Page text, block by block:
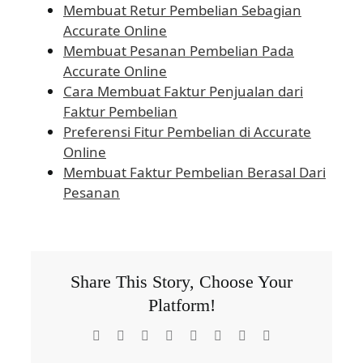
Membuat Retur Pembelian Sebagian
Accurate Online
Membuat Pesanan Pembelian Pada
Accurate Online
Cara Membuat Faktur Penjualan dari
Faktur Pembelian
Preferensi Fitur Pembelian di Accurate
Online
Membuat Faktur Pembelian Berasal Dari
Pesanan
Share This Story, Choose Your
Platform!
Facebook Reddit LinkedIn
TumblrPinterest